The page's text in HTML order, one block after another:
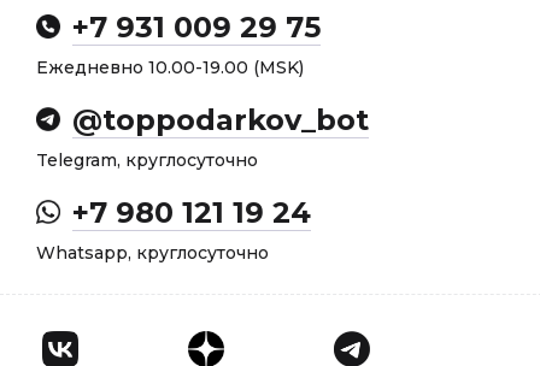
+7 931 009 29 75
Ежедневно 10.00-19.00 (MSK)
@toppodarkov_bot
Telegram, круглосуточно
+7 980 121 19 24
Whatsapp, круглосуточно